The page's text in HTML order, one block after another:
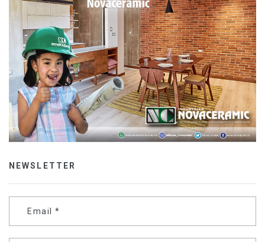
NEWSLETTER
Email *